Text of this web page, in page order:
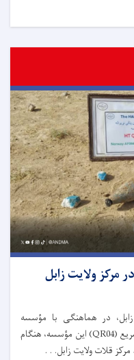
مرکز ولایت زابل
در هماهنگی با مؤسسه
ماین‌پاکی هلو ترست (THT)، تیم واکنش سریع (QR04) این مؤسسه، هنگام
قلات ولایت زابل. . .